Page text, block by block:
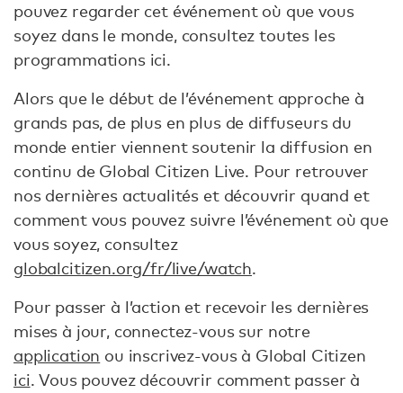
pouvez regarder cet événement où que vous
soyez dans le monde, consultez toutes les
programmations ici.
Alors que le début de l’événement approche à
grands pas, de plus en plus de diffuseurs du
monde entier viennent soutenir la diffusion en
continu de Global Citizen Live. Pour retrouver
nos dernières actualités et découvrir quand et
comment vous pouvez suivre l’événement où que
vous soyez, consultez
globalcitizen.org/fr/live/watch.
Pour passer à l’action et recevoir les dernières
mises à jour, connectez-vous sur notre
application ou inscrivez-vous à Global Citizen
ici. Vous pouvez découvrir comment passer à